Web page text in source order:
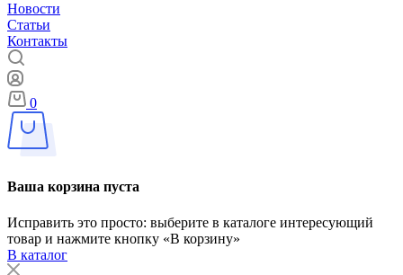
Новости
Статьи
Контакты
0
Ваша корзина пуста
Исправить это просто: выберите в каталоге интересующий
товар и нажмите кнопку «В корзину»
В каталог